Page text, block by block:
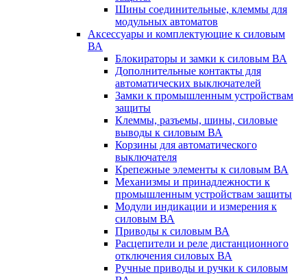
Шины соединительные, клеммы для
модульных автоматов
Аксессуары и комплектующие к силовым
ВА
Блокираторы и замки к силовым ВА
Дополнительные контакты для
автоматических выключателей
Замки к промышленным устройствам
защиты
Клеммы, разъемы, шины, силовые
выводы к силовым ВА
Корзины для автоматического
выключателя
Крепежные элементы к силовым ВА
Механизмы и принадлежности к
промышленным устройствам защиты
Модули индикации и измерения к
силовым ВА
Приводы к силовым ВА
Расцепители и реле дистанционного
отключения силовых ВА
Ручные приводы и ручки к силовым